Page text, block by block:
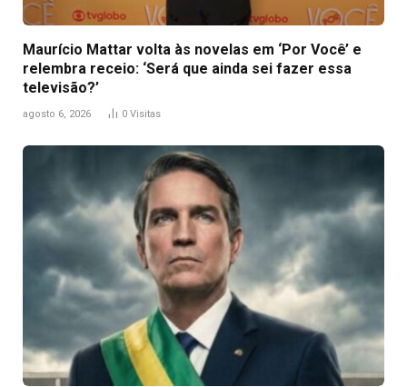
Maurício Mattar volta às novelas em ‘Por Você’ e
relembra receio: ‘Será que ainda sei fazer essa
televisão?’
agosto 6, 2026 0 Visitas